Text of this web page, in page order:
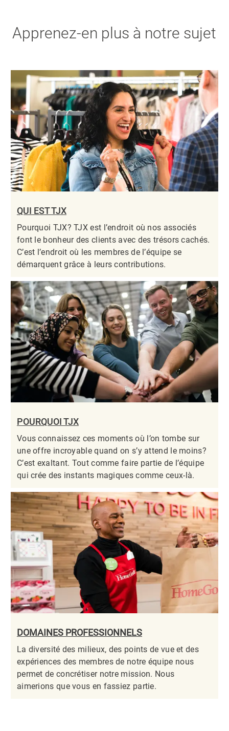
Apprenez-en plus à notre sujet
QUI EST TJX
Pourquoi TJX? TJX est l’endroit où nos associés
font le bonheur des clients avec des trésors cachés.
C’est l’endroit où les membres de l’équipe se
démarquent grâce à leurs contributions.​​​​​​​
POURQUOI TJX
Vous connaissez ces moments où l’on tombe sur
une offre incroyable quand on s’y attend le moins?
C’est exaltant. Tout comme faire partie de l’équipe
qui crée des instants magiques comme ceux-là.​​​​​​​
DOMAINES PROFESSIONNELS
La diversité des milieux, des points de vue et des
expériences des membres de notre équipe nous
permet de concrétiser notre mission. Nous
aimerions que vous en fassiez partie.​​​​​​​